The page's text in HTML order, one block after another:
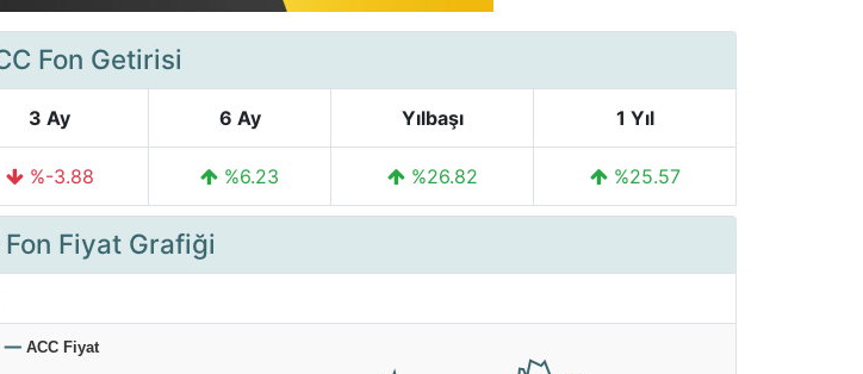
Fon Getirisi
3 Ay 6 Ay Yılbaşı 1 Yıl
%-3.88 %6.23 %26.82 %25.57
Fon Fiyat Grafiği